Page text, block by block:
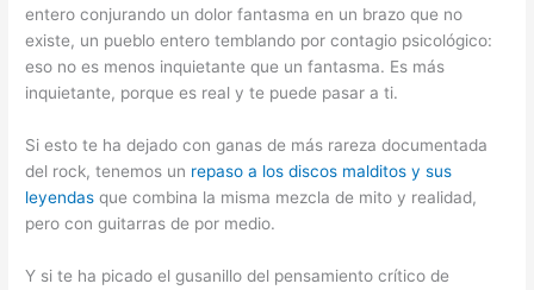
entero conjurando un dolor fantasma en un brazo que no
existe, un pueblo entero temblando por contagio psicológico:
eso no es menos inquietante que un fantasma. Es más
inquietante, porque es real y te puede pasar a ti.
Si esto te ha dejado con ganas de más rareza documentada
del rock, tenemos un repaso a los discos malditos y sus
leyendas que combina la misma mezcla de mito y realidad,
pero con guitarras de por medio.
Y si te ha picado el gusanillo del pensamiento crítico de